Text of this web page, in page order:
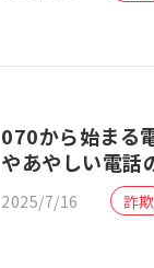
070から始まる
やあやしい電話
2025/7/16 詐欺